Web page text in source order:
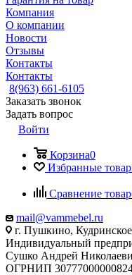
Компания
О компании
Новости
Отзывы
Контакты
Контакты
8(963) 661-6105
Заказать звонок
Задать вопрос
Войти
Корзина0
Избранные
Сравнение
mail@vammebel.ru
г. Пушкино, Кудринское
Индивидуальный
Сушко Андрей
ОГРНИП